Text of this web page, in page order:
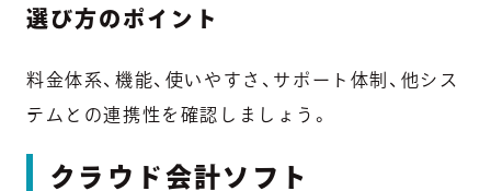
選び方のポイント
料金体系、機能、使いやすさ、サポート体制、他シス
テムとの連携性を確認しましょう。
クラウド会計ソフト